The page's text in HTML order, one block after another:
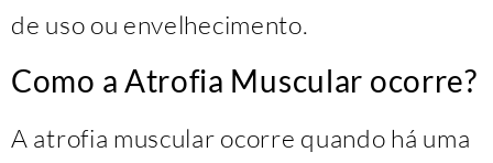
de uso ou envelhecimento.
Como a Atrofia Muscular ocorre?
A atrofia muscular ocorre quando há uma